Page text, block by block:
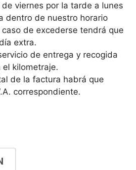
viernes por la tarde a lunes
dentro de nuestro horario
caso de excederse tendrá que
extra.
de entrega y recogida
el kilometraje.
de la factura habrá que
correspondiente.